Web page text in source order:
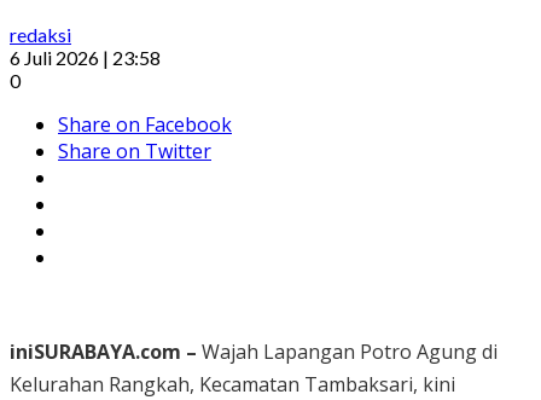
redaksi
6 Juli 2026 | 23:58
0
Share on Facebook
Share on Twitter
iniSURABAYA.com – Wajah Lapangan Potro Agung di
Kelurahan Rangkah, Kecamatan Tambaksari, kini